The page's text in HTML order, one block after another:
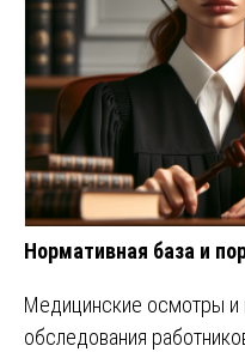
Нормативная база и
Медицинские осмотры и
обследования